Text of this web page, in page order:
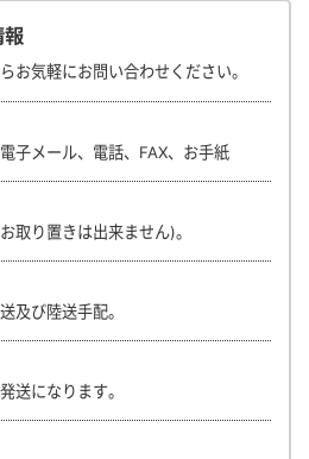
報
お気軽にお問い合わせください。
子メール、電話、FAX、お手紙
取り置きは出来ません)。
及び陸送手配。
送になります。